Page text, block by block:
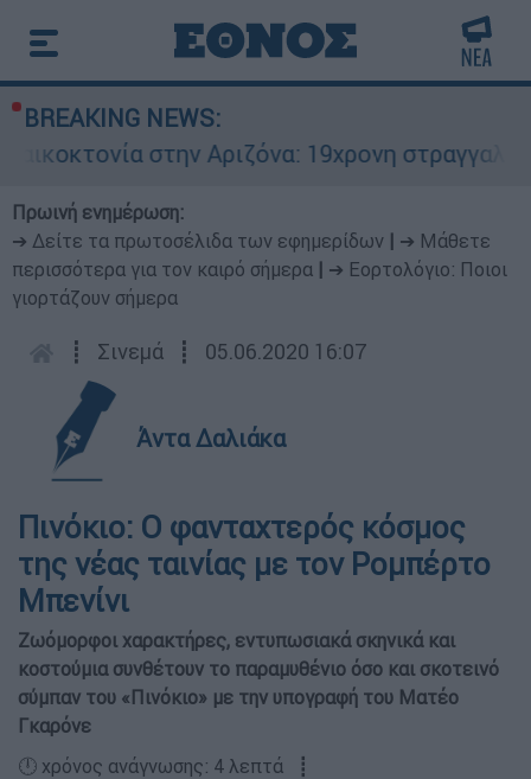
BREAKING NEWS:
στην Αριζόνα: 19χρονη στραγγαλίστηκε από
Πρωινή ενημέρωση:
➔ Δείτε τα πρωτοσέλιδα των εφημερίδων
➔ Μάθετε
περισσότερα για τον καιρό σήμερα
➔ Εορτολόγιο: Ποιοι
γιορτάζουν σήμερα
┋ Σινεμά ┋ 05.06.2020 16:07
Άντα Δαλιάκα
Πινόκιο: Ο φανταχτερός κόσμος
της νέας ταινίας με τον Ρομπέρτο
Μπενίνι
Ζωόμορφοι χαρακτήρες, εντυπωσιακά σκηνικά και
κοστούμια συνθέτουν το παραμυθένιο όσο και σκοτεινό
σύμπαν του «Πινόκιο» με την υπογραφή του Ματέο
Γκαρόνε
🕛 χρόνος ανάγνωσης: 4 λεπτά ┋